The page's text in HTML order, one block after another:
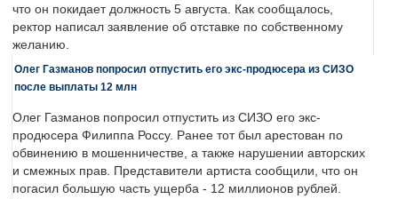
что он покидает должность 5 августа. Как сообщалось,
ректор написал заявление об отставке по собственному
желанию.
Олег Газманов попросил отпустить его экс-продюсера из СИЗО
после выплаты 12 млн
Олег Газманов попросил отпустить из СИЗО его экс-
продюсера Филиппа Россу. Ранее тот был арестован по
обвинению в мошенничестве, а также нарушении авторских
и смежных прав. Представители артиста сообщили, что он
погасил большую часть ущерба - 12 миллионов рублей.